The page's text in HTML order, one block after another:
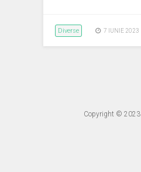
Diverse 7 IUNIE 2023
Copyright © 2023